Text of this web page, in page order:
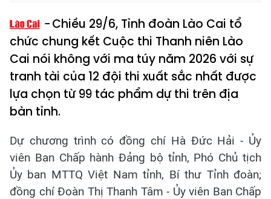
Chiều 29/6, Tỉnh đoàn Lào Cai tổ
chức chung kết Cuộc thi Thanh niên Lào
Cai nói không với ma túy năm 2026 với sự
tranh tài của 12 đội thi xuất sắc nhất được
lựa chọn từ 99 tác phẩm dự thi trên địa
bàn tỉnh.
Dự chương trình có đồng chí Hà Đức Hải - Ủy
viên Ban Chấp hành Đảng bộ tỉnh, Phó Chủ tịch
Ủy ban MTTQ Việt Nam tỉnh, Bí thư Tỉnh đoàn;
đồng chí Đoàn Thị Thanh Tâm - Ủy viên Ban Chấp